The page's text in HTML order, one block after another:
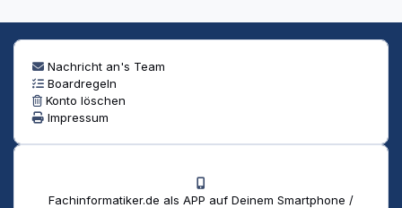
Nachricht an's Team
Boardregeln
Konto löschen
Impressum
Fachinformatiker.de als APP auf Deinem Smartphone /